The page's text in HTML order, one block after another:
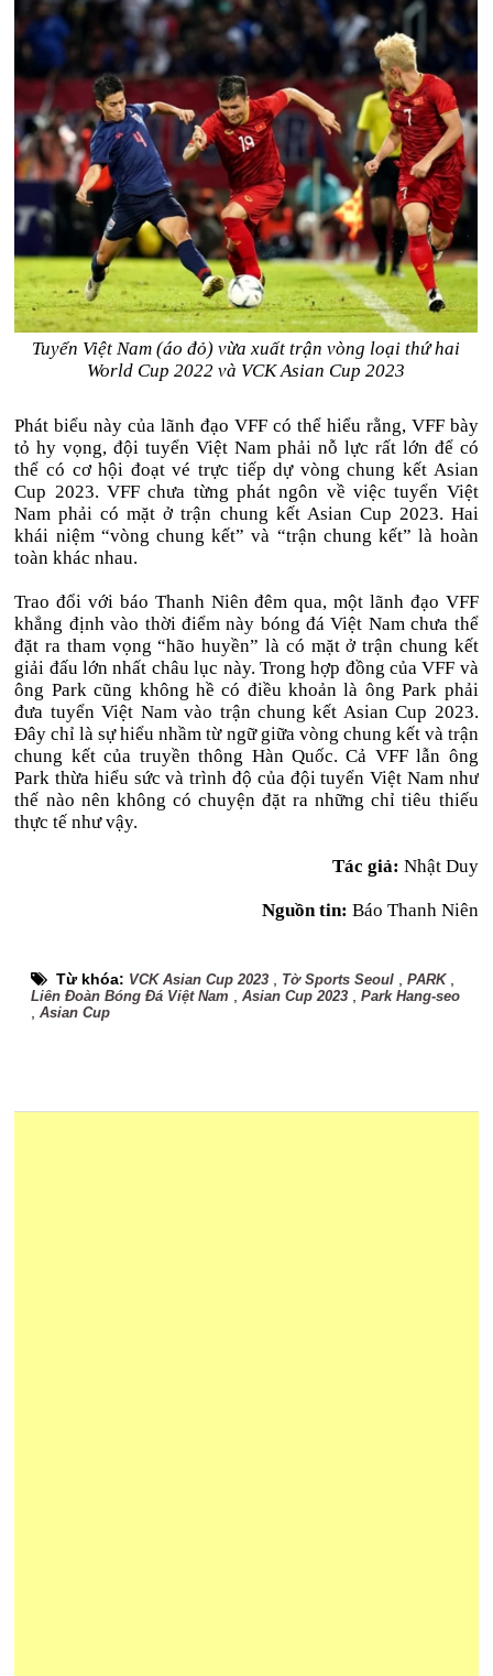
Tuyển Việt Nam (áo đỏ) vừa xuất trận vòng loại thứ hai
World Cup 2022 và VCK Asian Cup 2023
Phát biểu này của lãnh đạo VFF có thể hiểu rằng, VFF bày
tỏ hy vọng, đội tuyển Việt Nam phải nỗ lực rất lớn để có
thể có cơ hội đoạt vé trực tiếp dự vòng chung kết Asian
Cup 2023. VFF chưa từng phát ngôn về việc tuyển Việt
Nam phải có mặt ở trận chung kết Asian Cup 2023. Hai
khái niệm “vòng chung kết” và “trận chung kết” là hoàn
toàn khác nhau.
Trao đổi với báo Thanh Niên đêm qua, một lãnh đạo VFF
khẳng định vào thời điểm này bóng đá Việt Nam chưa thể
đặt ra tham vọng “hão huyền” là có mặt ở trận chung kết
giải đấu lớn nhất châu lục này. Trong hợp đồng của VFF và
ông Park cũng không hề có điều khoản là ông Park phải
đưa tuyển Việt Nam vào trận chung kết Asian Cup 2023.
Đây chỉ là sự hiểu nhầm từ ngữ giữa vòng chung kết và trận
chung kết của truyền thông Hàn Quốc. Cả VFF lẫn ông
Park thừa hiểu sức và trình độ của đội tuyển Việt Nam như
thế nào nên không có chuyện đặt ra những chỉ tiêu thiếu
thực tế như vậy.
Tác giả: Nhật Duy
Nguồn tin: Báo Thanh Niên
Từ khóa: VCK Asian Cup 2023 Tờ Sports Seoul ,PARK,
Liên Đoàn Bóng Đá Việt Nam ,Asian Cup 2023 ,Park Hang-seo
,Asian Cup